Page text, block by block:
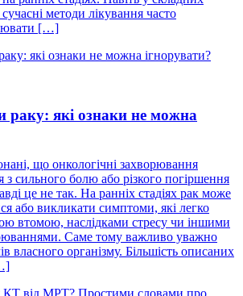
методи лікування часто
[…]
раку: які ознаки не можна
що онкологічні захворювання
сильного болю або різкого погіршення
це не так. На ранніх стадіях рак може
або викликати симптоми, які легко
втомою, наслідками стресу чи іншими
Саме тому важливо уважно
власного організму. Більшість описаних